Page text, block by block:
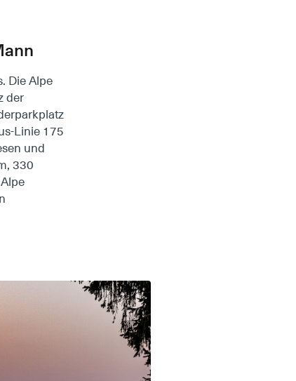
Die Alpe
der
Linie 175
und
330